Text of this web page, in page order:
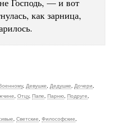
Господь, — и вот
как зарница,
, Девушке Дедушке Дочери
Отцу, Папе Парню Подруге
Светские Философские